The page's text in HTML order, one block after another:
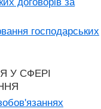
господарських
У СФЕРІ